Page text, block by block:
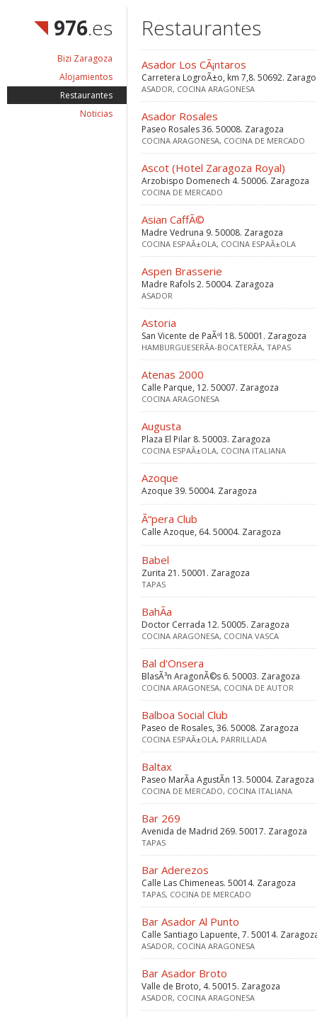
976.es
Bizi Zaragoza
Alojamientos
Restaurantes
Noticias
Restaurantes
Asador Los CÃ¡ntaros
Carretera LogroÃ±o, km 7,8. 50692.
ASADOR, COCINA ARAGONESA
Asador Rosales
Paseo Rosales 36. 50008. Zaragoza
COCINA ARAGONESA, COCINA DE MERCADO
Ascot (Hotel Zaragoza Royal)
Arzobispo Domenech 4. 50006. Zaragoza
COCINA DE MERCADO
Asian CaffÃ©
Madre Vedruna 9. 50008. Zaragoza
COCINA ESPAÃ±OLA, COCINA ESPAÃ±OLA
Aspen Brasserie
Madre Rafols 2. 50004. Zaragoza
ASADOR
Astoria
San Vicente de PaÃºl 18. 50001. Zaragoza
HAMBURGUESERÃ­A-BOCATERÃ­A, TAPAS
Atenas 2000
Calle Parque, 12. 50007. Zaragoza
COCINA ARAGONESA
Augusta
Plaza El Pilar 8. 50003. Zaragoza
COCINA ESPAÃ±OLA, COCINA ITALIANA
Azoque
Azoque 39. 50004. Zaragoza
Ã“pera Club
Calle Azoque, 64. 50004. Zaragoza
Babel
Zurita 21. 50001. Zaragoza
TAPAS
BahÃ­a
Doctor Cerrada 12. 50005. Zaragoza
COCINA ARAGONESA, COCINA VASCA
Bal d'Onsera
BlasÃ³n AragonÃ©s 6. 50003. Zaragoza
COCINA ARAGONESA, COCINA DE AUTOR
Balboa Social Club
Paseo de Rosales, 36. 50008. Zaragoza
COCINA ESPAÃ±OLA, PARRILLADA
Baltax
Paseo MarÃ­a AgustÃ­n 13. 50004. Zaragoza
COCINA DE MERCADO, COCINA ITALIANA
Bar 269
Avenida de Madrid 269. 50017. Zaragoza
TAPAS
Bar Aderezos
Calle Las Chimeneas. 50014. Zaragoza
TAPAS, COCINA DE MERCADO
Bar Asador Al Punto
Calle Santiago Lapuente, 7. 50014.
ASADOR, COCINA ARAGONESA
Bar Asador Broto
Valle de Broto, 4. 50015. Zaragoza
ASADOR, COCINA ARAGONESA